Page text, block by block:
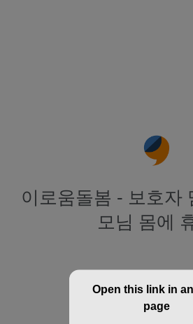
이로움돌봄 - 보호자
모님 몸에